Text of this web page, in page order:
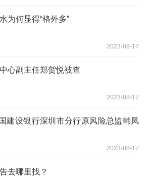
为何显得“格外多”
2023-08-17
心副主任郑贺悦被查
2023-08-17
建设银行深圳市分行原风险总监韩凤
2023-08-17
去哪里找？